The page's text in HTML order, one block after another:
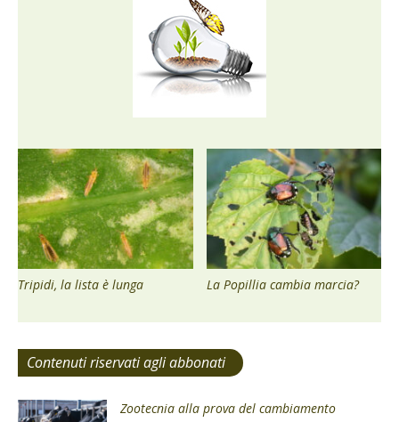
Tripidi, la lista è lunga La Popillia cambia marcia?
Contenuti riservati agli abbonati
Zootecnia alla prova del cambiamento